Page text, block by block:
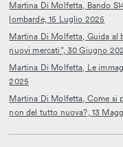
Martina Di Molfetta, Bando
lombarde, 15 Luglio 2025
Martina Di Molfetta, Guida al
nuovi mercati”, 30 Giugno
Martina Di Molfetta, Le
2025
Martina Di Molfetta, Come si
non del tutto nuova?, 13